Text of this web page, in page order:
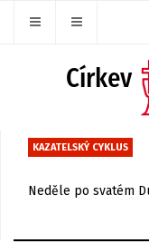
KAZATELSKÝ CYKLUS
Neděle po svatém